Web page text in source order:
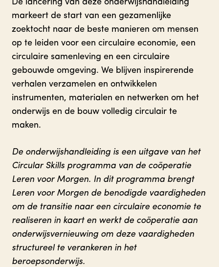
De lancering van deze onderwijshandleiding
markeert de start van een gezamenlijke
zoektocht naar de beste manieren om mensen
op te leiden voor een circulaire economie, een
circulaire samenleving en een circulaire
gebouwde omgeving. We blijven inspirerende
verhalen verzamelen en ontwikkelen
instrumenten, materialen en netwerken om het
onderwijs en de bouw volledig circulair te
maken.
De onderwijshandleiding is een uitgave van het
Circular Skills programma van de coöperatie
Leren voor Morgen. In dit programma brengt
Leren voor Morgen de benodigde vaardigheden
om de transitie naar een circulaire economie te
realiseren in kaart en werkt de coöperatie aan
onderwijsvernieuwing om deze vaardigheden
structureel te verankeren in het
beroepsonderwijs.